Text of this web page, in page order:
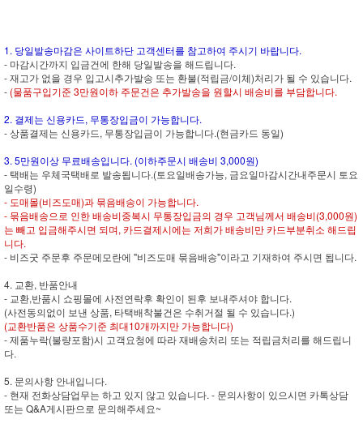
1. 당일발송마감은 사이트하단 고객센터를 참고하여 주시기 바랍니다.
- 마감시간까지 입금건에 한해 당일발송을 해드립니다.
- 재고가 없을 경우 입고시추가발송 또는 환불(적립금/이체)처리가 될 수 있습니다.
- (물품구입기준 3만원이하 주문건은 추가발송을 원할시 배송비를 부담합니다.
2. 결제는 신용카드, 무통장입금이 가능합니다.
- 상품결제는 신용카드, 무통장입금이 가능합니다.(현금카드 동일)
3. 5만원이상 무료배송입니다. (이하주문시 배송비 3,000원)
- 택배는 우체국택배로 발송됩니다.(토요일배송가능, 금요일마감시간내주문시 토요
일수령)
- 도매몰(비즈도매)과 묶음배송이 가능합니다.
- 묶음배송으로 인한 배송비중복시 무통장입금의 경우 고객님께서 배송비(3,000원)
는 빼고 입금해주시면 되며, 카드결제시에는 저희가 배송비만 카드부분취소 해드립
니다.
- 비즈굿 주문후 주문메모란에 "비즈도매 묶음배송"이라고 기재하여 주시면 됩니다.
4. 교환, 반품안내
- 교환,반품시 쇼핑몰에 사전연락후 확인이 된후 보내주셔야 합니다.
(사전동의없이 보낸 상품, 타택배착불건은 수취거절 될 수 있습니다.)
(교환반품은 상품수기준 최대10개까지만 가능합니다)
- 제품누락(불량포함)시 고객요청에 따라 재배송처리 또는 적립금처리를 해드립니
다.
5. 문의사항 안내입니다.
- 현재 전화상담업무는 하고 있지 않고 있습니다. - 문의사항이 있으시면 카톡상담
또는 Q&A게시판으로 문의해주세요~